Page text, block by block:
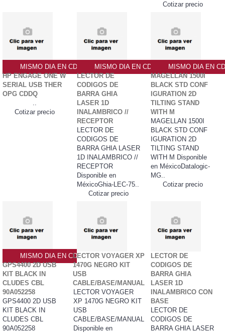
Cotizar precio
MISMO DIA EN CDMX
HP ENGAGE ONE W
SERIAL USB THER
OPG CDDQ
..
Cotizar precio
MISMO DIA EN CDMX
LECTOR DE
CODIGOS DE
BARRA GHIA
LASER 1D
INALAMBRICO //
RECEPTOR
LECTOR DE
CODIGOS DE
BARRA GHIA LASER
1D INALAMBRICO //
RECEPTOR
Disponible en
MéxicoGhia-LEC-75..
Cotizar precio
MISMO DIA EN
MAGELLAN 1500I
BLACK STD CONF
IGURATION 2D
TILTING STAND
WITH M
MAGELLAN 1500I
BLACK STD CONF
IGURATION 2D
TILTING STAND
WITH M Disponible
en MéxicoDatalogic-
MG..
Cotizar precio
MISMO DIA EN CDMX
GPS4400 2D USB
KIT BLACK IN
CLUDES CBL
90A052258
GPS4400 2D USB
KIT BLACK IN
CLUDES CBL
90A052258
LECTOR VOYAGER XP
1470G NEGRO KIT
USB
CABLE/BASE/MANUAL
LECTOR VOYAGER
XP 1470G NEGRO KIT
USB
CABLE/BASE/MANUAL
Disponible en
LECTOR DE
CODIGOS DE
BARRA GHIA
LASER 1D
INALAMBRICO CON
BASE
LECTOR DE
CODIGOS DE
BARRA GHIA LASER